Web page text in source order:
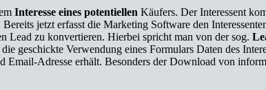
Interesse eines potentiellen Käufers. Der Interessent
jetzt erfasst die Marketing Software den
Lead zu konvertieren. Hierbei spricht man von der sog.
geschickte Verwendung eines Formulars Daten des
Email-Adresse erhält. Besonders der Download von